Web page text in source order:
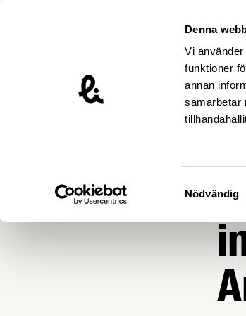
Denna
Vi
funktioner
annan
samarbetar
Nödvändig
Livsmedelsföretagen – till startsidan
Nyheter